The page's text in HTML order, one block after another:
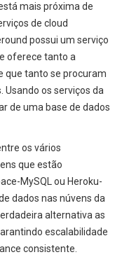
mais próxima de
de cloud
possui um serviço
oferece tanto a
que tanto se procuram
Usando os serviços da
de uma base de dados
os vários
que estão
MySQL ou Heroku-
dados nas núvens da
alternativa as
escalabilidade
consistente.